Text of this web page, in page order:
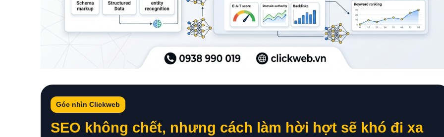
Góc nhìn Clickweb
SEO không chết, nhưng cách làm hời hợt sẽ khó đi xa